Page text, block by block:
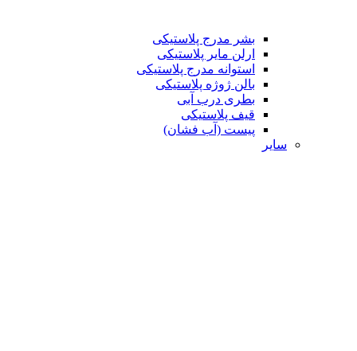
بشر مدرج پلاستیکی
ارلن مایر پلاستیکی
استوانه مدرج پلاستیکی
بالن ژوژه پلاستیکی
بطری درب آبی
قیف پلاستیکی
پیست (آب فشان)
سایر